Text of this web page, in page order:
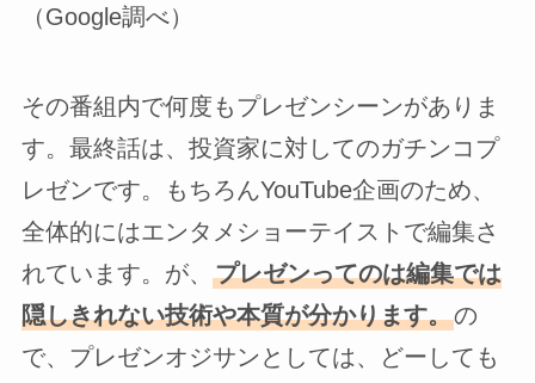
（Google調べ）
その番組内で何度もプレゼンシーンがありま
す。最終話は、投資家に対してのガチンコプ
レゼンです。もちろんYouTube企画のため、
全体的にはエンタメショーテイストで編集さ
れています。が、 プレゼンってのは編集では
隠しきれない技術や本質が分かります。の
で、プレゼンオジサンとしては、どーしても